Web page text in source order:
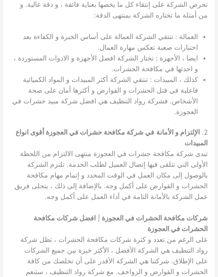
تحرص الشركة على إنتقاء كل ما يخصها بعناية فائقة ، و دقة عالية. و
من أمثلة ما تختاره الشركة بمنتهى الدقة:
العمالة : تنتقي الشركة العمالة على أساس الخبرة و الكفاءة بعد
اختبارات صعبة تعكس مهارة العمال.
ايضا ، الأجهزة : تختار الشركة افضل الأجهزة و الادوات المستوردة ،
و احدثها في مكافحة الحشرات.
كذلك ، المبيدات : تنتقي الشركة أكثر المبيدات و المواد الكميائية
فاعلية في قتل الحشرات و القوارض و أكثرها أمان على صحة
الأشخاص. فشركة رواد التنظيف هي افضل شركة مبيد حشرات في
العجوزة.
2. الإلتزام و الأمانة في شركة مكافحة حشرات في العجوزة أقوى انواع
المبيدات
تبدى شركة مكافحة حشرات في العجوزة منتهى الالتزام من اللحظة
الأولى التي تتلقى فيها إتصال العميل لطلب الخدمة. تلتزم الشركة
بالوصول إلى مكان العمل في الوقت المحدد و إتمام مهام مكافحة
الحشرات و القوارض على أكمل وجه. بالإضافة إلى ذلك ، يتحلى فريق
عمل الشركة بالأمانة التامة في آداء العمل على أكمل وجه.
شركات مكافحة الحشرات في العجوزة
افضل شركات مكافحة
الحشرات في العجوزة
على الرغم من تعدد و كثرة شركات مكافحة الحشرات ، تظل شركة
رواد التنظيف هي الشركة الأفضل ، الأكثر خبرة بين جميع الشركات
على الإطلاق. شركتنا هي الشركة الأقدر على أن تخلصك من كافة
الحشرات و القوارض و الزواحف. مع شركة رواد التنظيف ، ستنعم